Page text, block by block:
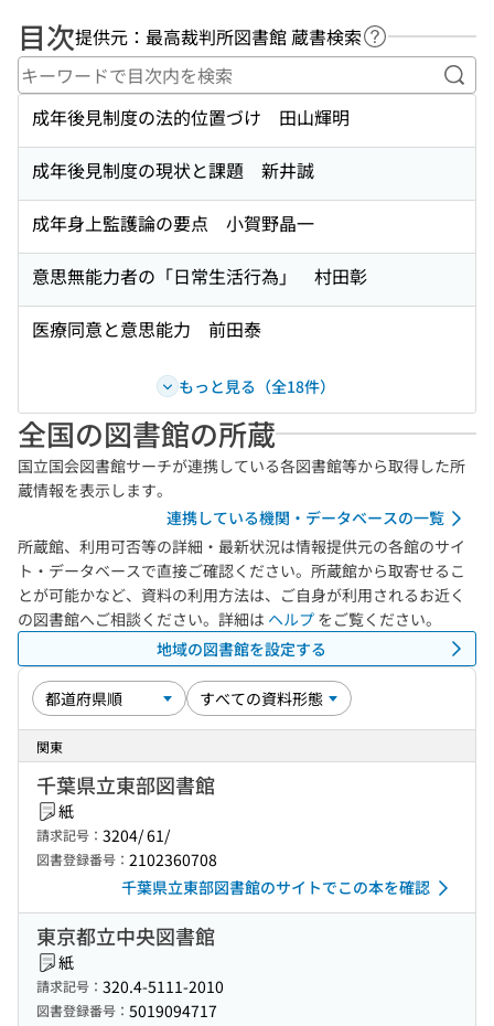
目次提供元：最高裁判所図書館 蔵書検索 ヘルプページ
キ
成年後見制度の法的位置づけ 田山輝明
成年後見制度の現状と課題 新井誠
成年身上監護論の要点 小賀野晶一
意思無能力者の「日常生活行為」 村田彰
医療同意と意思能力 前田泰
もっと見る（全18件）
全国の図書館の所蔵
国立国会図書館サーチが連携している各図書館等から取得した所
蔵情報を表示します。
連携している機関・データベースの一覧
所蔵館、利用可否等の詳細・最新状況は情報提供元の各館のサイ
ト・データベースで直接ご確認ください。所蔵館から取寄せるこ
とが可能かなど、資料の利用方法は、ご自身が利用されるお近く
の図書館へご相談ください。詳細は ヘルプ をご覧ください。
地域の図書館を設定する
関東
千葉県立東部図書館
紙
請求記号： 3204/ 61/
図書登録番号： 2102360708
千葉県立東部図書館のサイトでこの本を確認
東京都立中央図書館
紙
請求記号： 320.4-5111-2010
図書登録番号： 5019094717